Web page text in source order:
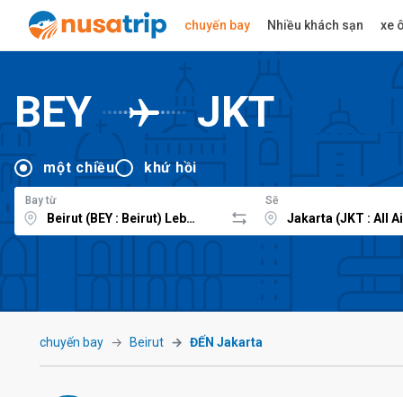
chuyến bay Nhiều khách sạn xe
BEY JKT
một chiều khứ hồi
Bay từ Sẽ
chuyến bay Beirut ĐẾN Jakarta